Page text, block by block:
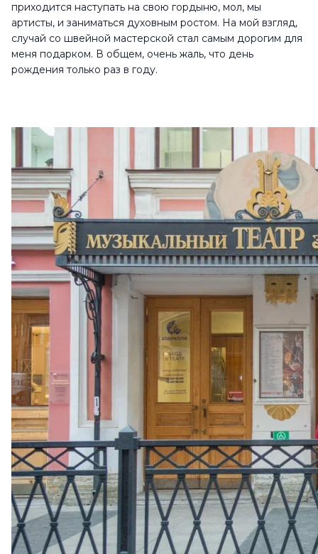
приходится наступать на свою гордыню, мол, мы
артисты, и заниматься духовным ростом. На мой взгляд,
случай со швейной мастерской стал самым дорогим для
меня подарком. В общем, очень жаль, что день
рождения только раз в году.